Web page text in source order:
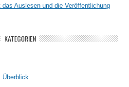
Auslesen und die Veröffentlichung
KATEGORIEN
Überblick